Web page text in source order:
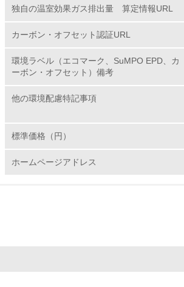
19. <L1> 廃棄物の発生量の削
20. <L2> 発生する廃棄物の量
21.
<L1> 「生物多様性保全
購入、原材料のトレーサ
<L1> 「人権・労働等」
独自の温室効果ガス排出量 算定情報URL
カーボン・オフセット認証URL
環境ラベル（エコマーク、SuMPO EPD、カ
ーボン・オフセット）備考
他の環境配慮特記事項
標準価格（円）
ホームページアドレス